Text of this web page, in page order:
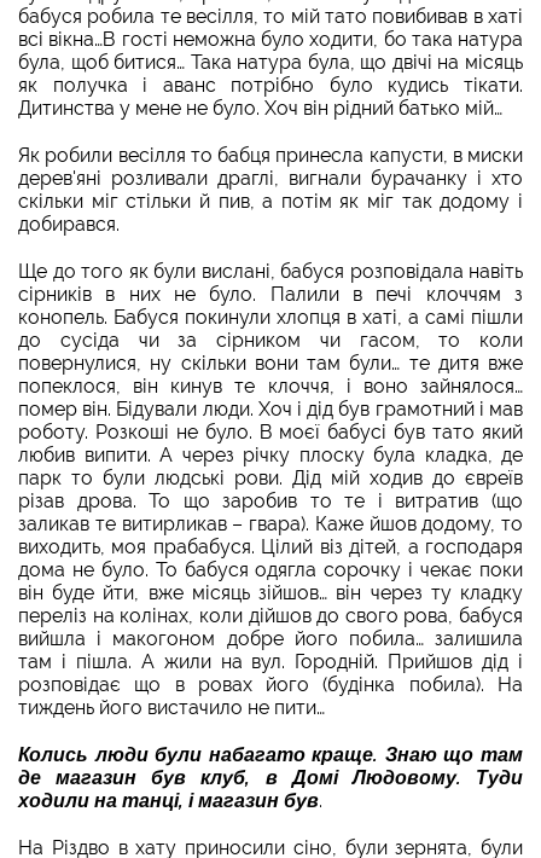
бабуся робила те весілля, то мій тато повибивав в хаті
всі вікна…В гості неможна було ходити, бо така натура
була, щоб битися… Така натура була, що двічі на місяць
як получка і аванс потрібно було кудись тікати.
Дитинства у мене не було. Хоч він рідний батько мій…
Як робили весілля то бабця принесла капусти, в миски
дерев'яні розливали драглі, вигнали бурачанку і хто
скільки міг стільки й пив, а потім як міг так додому і
добирався.
Ще до того як були вислані, бабуся розповідала навіть
сірників в них не було. Палили в печі клоччям з
конопель. Бабуся покинули хлопця в хаті, а самі пішли
до сусіда чи за сірником чи гасом, то коли
повернулися, ну скільки вони там були… те дитя вже
попеклося, він кинув те клоччя, і воно зайнялося…
помер він. Бідували люди. Хоч і дід був грамотний і мав
роботу. Розкоші не було. В моєї бабусі був тато який
любив випити. А через річку плоску була кладка, де
парк то були людські рови. Дід мій ходив до євреїв
різав дрова. То що заробив то те і витратив (що
заликав те витирликав – гвара). Каже йшов додому, то
виходить, моя прабабуся. Цілий віз дітей, а господаря
дома не було. То бабуся одягла сорочку і чекає поки
він буде йти, вже місяць зійшов… він через ту кладку
переліз на колінах, коли дійшов до свого рова, бабуся
вийшла і макогоном добре його побила… залишила
там і пішла. А жили на вул. Городній. Прийшов дід і
розповідає що в ровах його (будінка побила). На
тиждень його вистачило не пити…
Колись люди були набагато краще. Знаю що там
де магазин був клуб, в Домі Людовому. Туди
ходили на танці, і магазин був.
На Різдво в хату приносили сіно, були зернята, були